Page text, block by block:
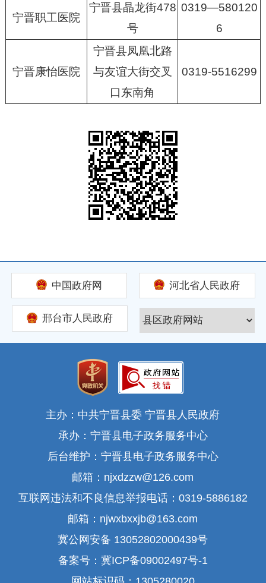
宁晋职工医院
宁晋县晶龙街478
号
0319—580120
6
宁晋康怡医院
宁晋县凤凰北路
与友谊大街交叉
口东南角
0319-5516299
中国政府网 河北省人民政府
邢台市人民政府
主办：中共宁晋县委 宁晋县人民政府
承办：宁晋县电子政务服务中心
后台维护：宁晋县电子政务服务中心
邮箱：njxdzzw@126.com
互联网违法和不良信息举报电话：0319-5886182
邮箱：njwxbxxjb@163.com
冀公网安备 13052802000439号
备案号：冀ICP备09002497号-1